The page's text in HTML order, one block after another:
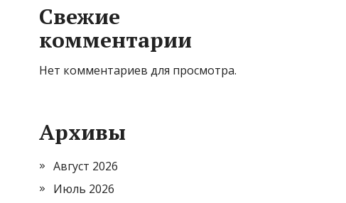
Свежие
комментарии
Нет комментариев для просмотра.
Архивы
Август 2026
Июль 2026